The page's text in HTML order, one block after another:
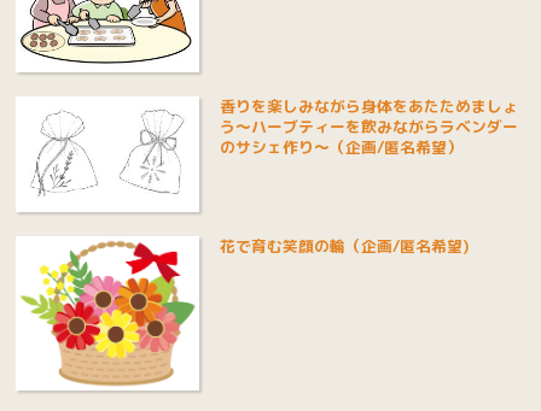
香りを楽しみながら身体をあたためましょ
う～ハーブティーを飲みながらラベンダー
のサシェ作り～（企画/匿名希望）
花で育む笑顔の輪（企画/匿名希望)